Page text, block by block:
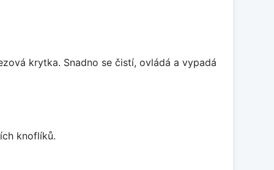
krytka. Snadno se čistí, ovládá a vypadá
knoflíků.